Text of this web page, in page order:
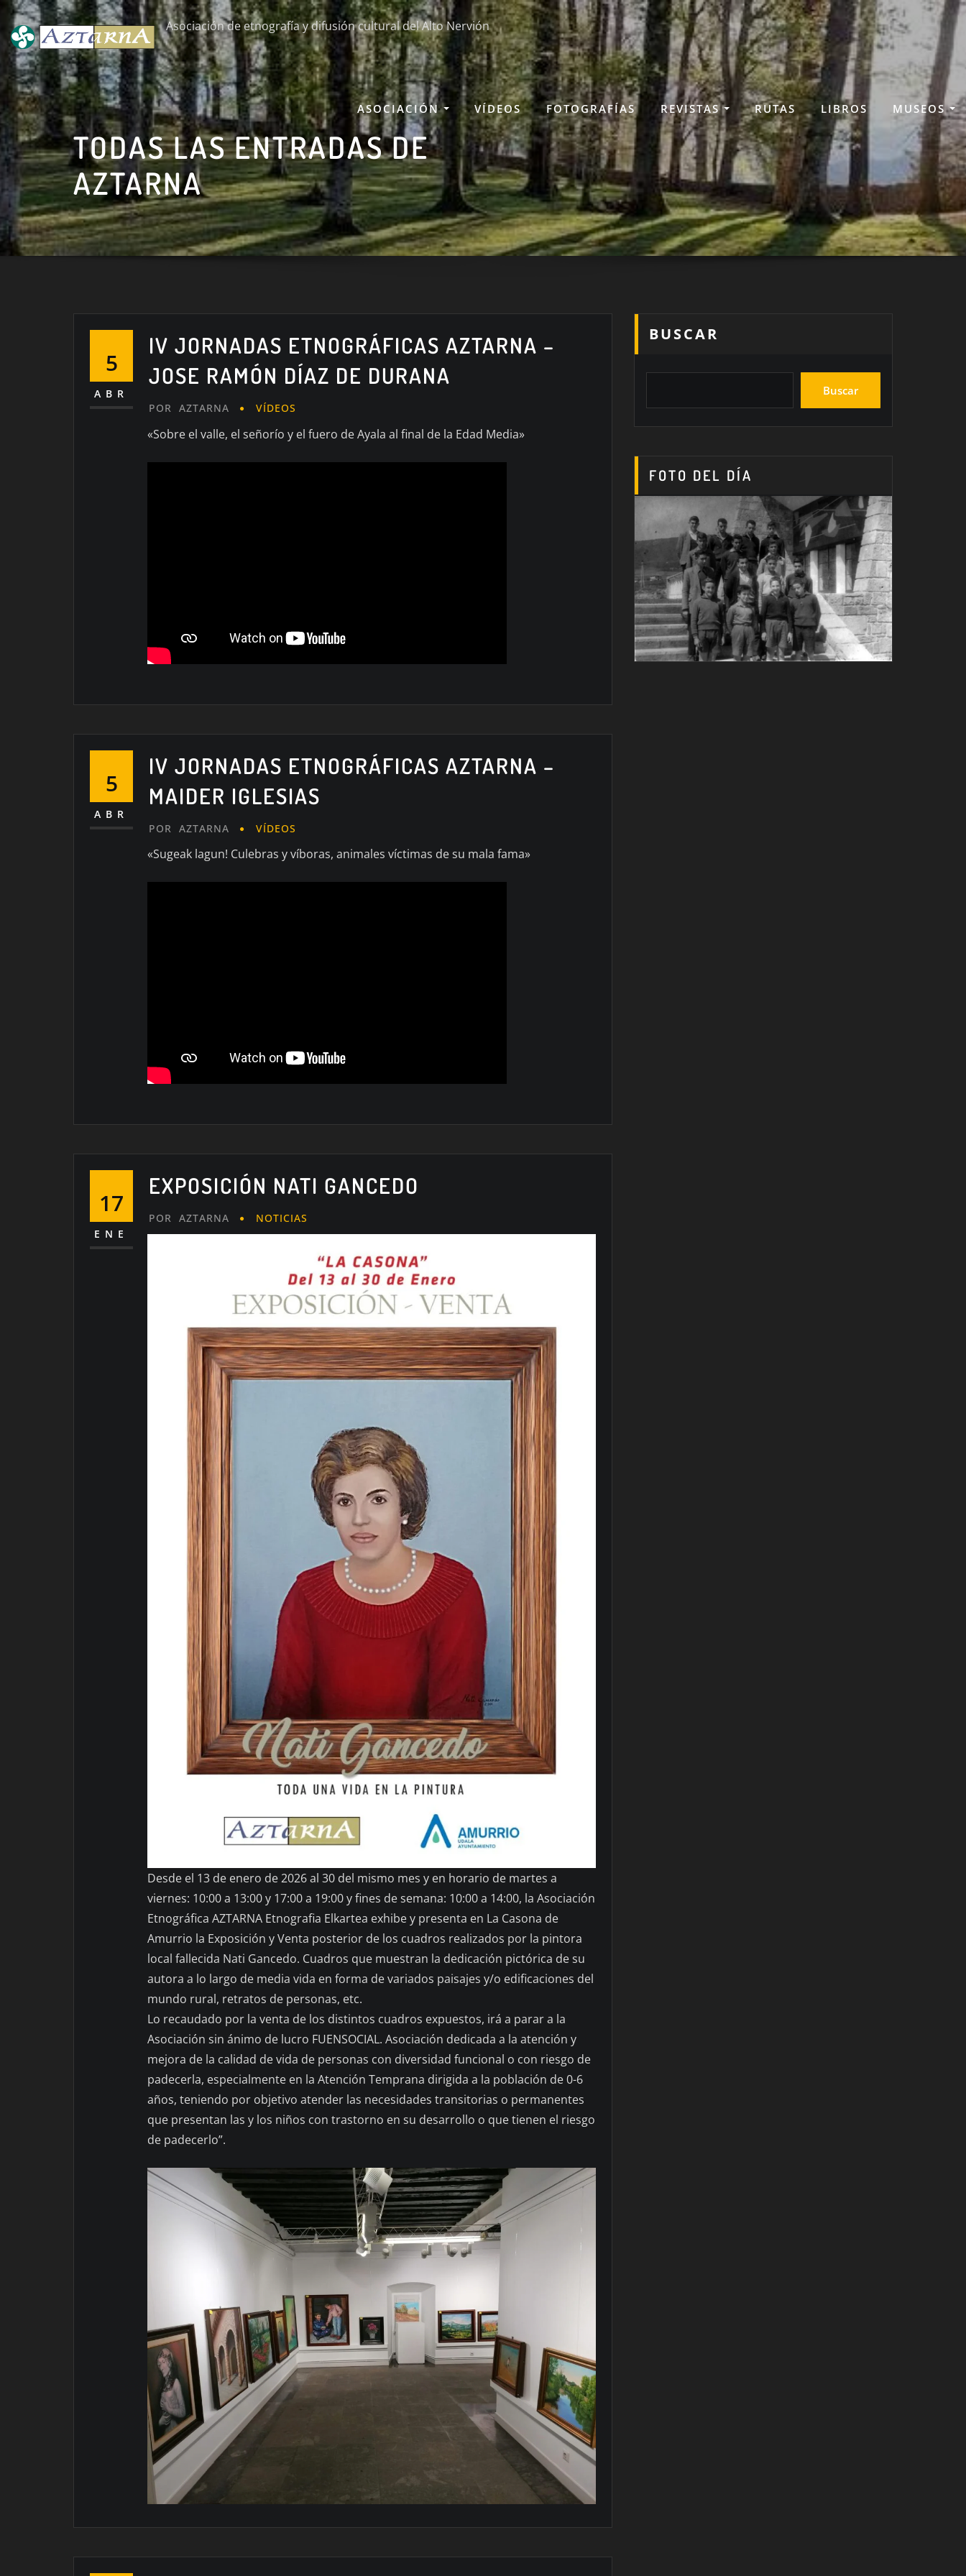
Saltar
contenido
Asociación de etnografía y difusión cultural del Alto Nervión
ASOCIACIÓN VÍDEOS FOTOGRAFÍAS REVISTAS RUTAS LIBROS MUSEOS
TODAS LAS ENTRADAS DE
AZTARNA
5
ABR
IV JORNADAS ETNOGRÁFICAS AZTARNA –
JOSE RAMÓN DÍAZ DE DURANA
POR AZTARNA VÍDEOS
«Sobre el valle, el señorío y el fuero de Ayala al final de la Edad Media»
5
ABR
IV JORNADAS ETNOGRÁFICAS AZTARNA –
MAIDER IGLESIAS
POR AZTARNA VÍDEOS
«Sugeak lagun! Culebras y víboras, animales víctimas de su mala fama»
17
ENE
EXPOSICIÓN NATI GANCEDO
POR AZTARNA NOTICIAS
Desde el 13 de enero de 2026 al 30 del mismo mes y en horario de martes a
viernes: 10:00 a 13:00 y 17:00 a 19:00 y fines de semana: 10:00 a 14:00, la Asociación
Etnográfica AZTARNA Etnografia Elkartea exhibe y presenta en La Casona de
Amurrio la Exposición y Venta posterior de los cuadros realizados por la pintora
local fallecida Nati Gancedo. Cuadros que muestran la dedicación pictórica de su
autora a lo largo de media vida en forma de variados paisajes y/o edificaciones del
mundo rural, retratos de personas, etc.
Lo recaudado por la venta de los distintos cuadros expuestos, irá a parar a la
Asociación sin ánimo de lucro FUENSOCIAL. Asociación dedicada a la atención y
mejora de la calidad de vida de personas con diversidad funcional o con riesgo de
padecerla, especialmente en la Atención Temprana dirigida a la población de 0-6
años, teniendo por objetivo atender las necesidades transitorias o permanentes
que presentan las y los niños con trastorno en su desarrollo o que tienen el riesgo
de padecerlo”.
BUSCAR
Buscar
FOTO DEL DÍA